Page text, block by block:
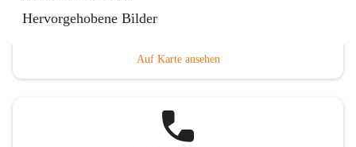
Hervorgehobene BilderHauptadresse
Auf Karte ansehen